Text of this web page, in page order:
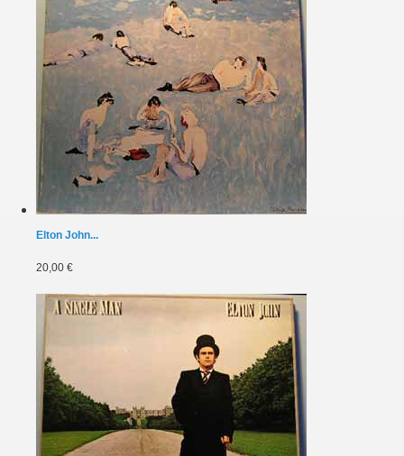
Elton John...
20,00 €